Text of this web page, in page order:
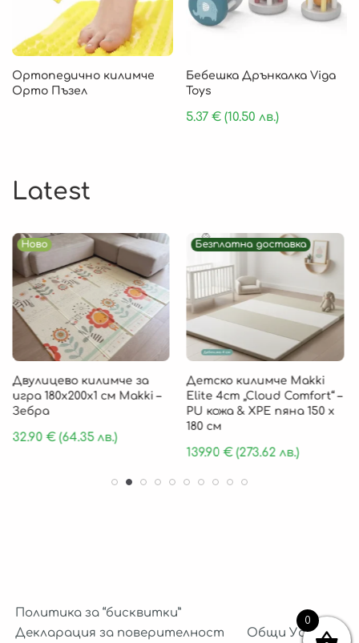
Ортопедично килимче
Орто Пъзел
Бебешка Дрънкалка Viga
Toys
5.37€ (10.50 лв.)
Latest
Ново
Двулицево килимче за
игра 180х200х1 см Makki –
Зебра
32.90 €(64.35 лв.)
Безплатна доставка
Детско килимче Makki
Elite 4cm „Cloud Comfort“ –
PU кожа & XPE пяна 150 х
180 см
139.90€(273.62 лв.)
Политика за “бисквитки”
Декларация за поверителност
Общи Условия
0